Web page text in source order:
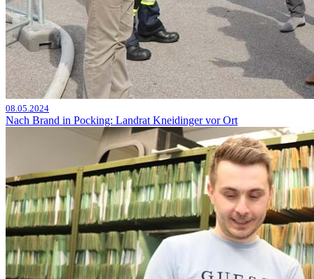
08.05.2024
Nach Brand in Pocking: Landrat Kneidinger vor Ort